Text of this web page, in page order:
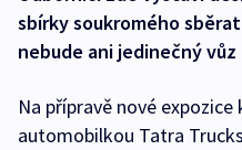
sbírky soukromého
nebude ani jedinečný
Na přípravě nové expozice
automobilkou Tatra